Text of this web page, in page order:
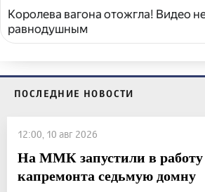
Королева вагона отожгла! Видео
равнодушным
ПОСЛЕДНИЕ НОВОСТИ
12:00, 10 авг 2026
На ММК запустили в работу
капремонта седьмую домну